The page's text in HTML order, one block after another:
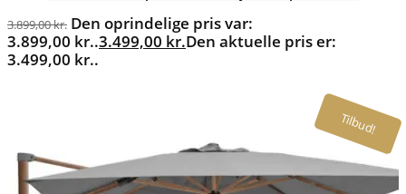
3.899,00kr. Den oprindelige pris var:
3.899,00 kr..3.499,00 kr.Den aktuelle pris er:
3.499,00 kr..
Tilbud!